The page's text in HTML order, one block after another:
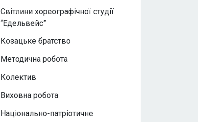
Світлини хореографічної студії
“Едельвейс”
Козацьке братство
Методична робота
Колектив
Виховна робота
Національно-патріотичне